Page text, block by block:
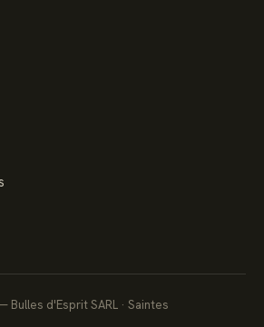
Bulles d'Esprit SARL · Saintes